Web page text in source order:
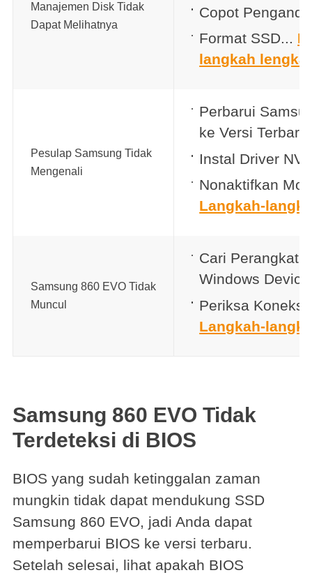
Manajemen Disk Tidak
Dapat Melihatnya
Copot
Format SSD...
langkah
Pesulap Samsung Tidak
Mengenali
Perbarui
ke Versi Terbaru
Instal Driver
Nonaktifkan
Langkah-
Samsung 860 EVO Tidak
Muncul
Cari Perangkat
Windows
Periksa Koneksi
Langkah-
Samsung 860 EVO Tidak
Terdeteksi di BIOS
BIOS yang sudah ketinggalan zaman
mungkin tidak dapat mendukung SSD
Samsung 860 EVO, jadi Anda dapat
memperbarui BIOS ke versi terbaru.
Setelah selesai, lihat apakah BIOS